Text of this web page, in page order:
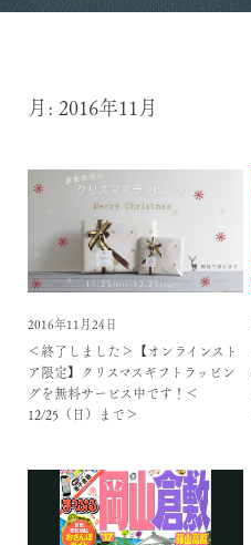
月: 2016年11月
2016年11月24日
＜終了しました＞【オンラインスト
ア限定】クリスマスギフトラッピン
グを無料サービス中です！＜
12/25（日）まで＞